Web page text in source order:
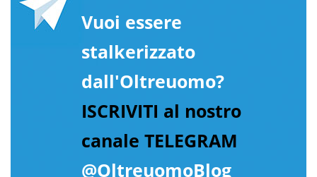
Vuoi essere
stalkerizzato
dall'Oltreuomo?
ISCRIVITI al nostro
canale TELEGRAM
@OltreuomoBlog